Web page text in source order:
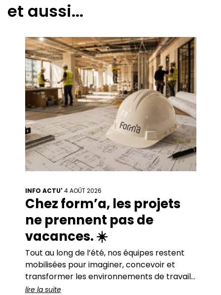
et aussi...
INFO ACTU'4 AOÛT 2026
Chez form’a, les projets
ne prennent pas de
vacances. ☀️
Tout au long de l’été, nos équipes restent
mobilisées pour imaginer, concevoir et
transformer les environnements de travail
de nos clients. De beaux projets sont en
lire la suite